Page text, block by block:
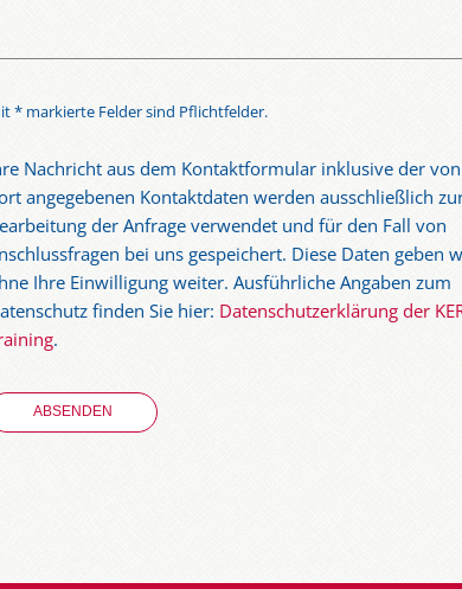
* markierte Felder sind Pflichtfelder.
Nachricht aus dem Kontaktformular inklusive der
angegebenen Kontaktdaten werden ausschließlich
der Anfrage verwendet und für den Fall von
bei uns gespeichert. Diese Daten geben
Ihre Einwilligung weiter. Ausführliche Angaben zum
finden Sie hier: Datenschutzerklärung der
.